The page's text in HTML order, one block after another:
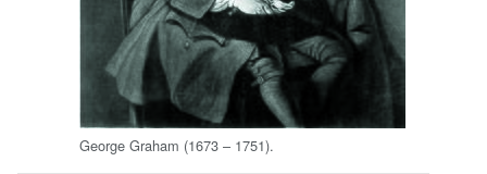
George Graham (1673 – 1751).